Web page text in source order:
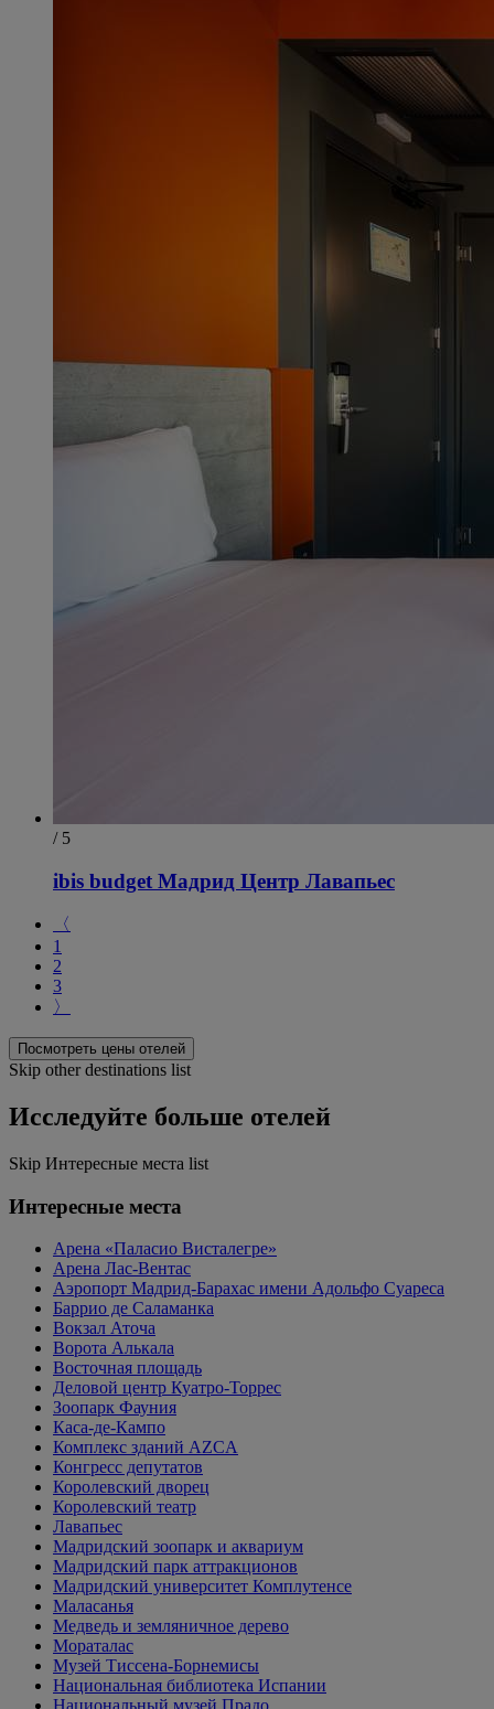
/ 5
ibis budget Мадрид Центр Лавапьес
〈
1
2
3
〉
Посмотреть цены отелей
Skip other destinations list
Исследуйте больше отелей
Skip Интересные места list
Интересные места
Арена «Паласио Висталегре»
Арена Лас-Вентас
Аэропорт Мадрид-Барахас имени Адольфо Суареса
Баррио де Саламанка
Вокзал Аточа
Ворота Алькала
Восточная площадь
Деловой центр Куатро-Торрес
Зоопарк Фауния
Каса-де-Кампо
Комплекс зданий AZCA
Конгресс депутатов
Королевский дворец
Королевский театр
Лавапьес
Мадридский зоопарк и аквариум
Мадридский парк аттракционов
Мадридский университет Комплутенсе
Маласанья
Медведь и земляничное дерево
Мораталас
Музей Тиссена-Борнемисы
Национальная библиотека Испании